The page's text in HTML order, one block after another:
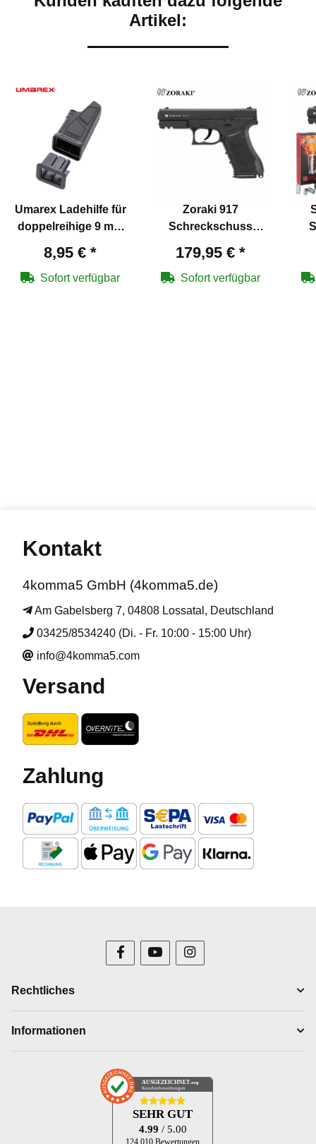
Artikel:
Umarex Ladehilfe für
doppelreihige 9 mm
8,95 € *
Sofort verfügbar
Zoraki 917
Schreckschuss
P.A.K. (P18)
179,95 € *
Sofort verfügbar
Kontakt
4komma5 GmbH (4komma5.de)
Am Gabelsberg 7, 04808 Lossatal, Deutschland
03425/8534240 (Di. - Fr. 10:00 - 15:00 Uhr)
info@4komma5.com
Versand
Zahlung
Rechtliches
Informationen
AUSGEZEICHNET .org
Kundenbewertungen
SEHR GUT
4.99 / 5.00